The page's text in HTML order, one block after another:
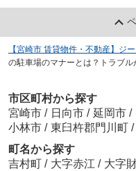
【宮崎市 賃貸物件・不動産】ジ
の駐車場のマナーとは？トラブル
市区町村から探す
宮崎市 / 日向市 / 延岡市 /
小林市 / 東臼杵郡門川町 /
町名から探す
吉村町 / 大字赤江 / 大字